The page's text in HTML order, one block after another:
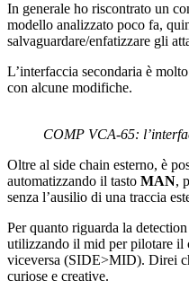
In generale ho riscontrato un
modello analizzato poco fa,
salvaguardare/enfatizzare gli
L’interfaccia secondaria è
con alcune modifiche.
COMP VCA-65:
Oltre al side chain esterno, è
automatizzando il tasto MAN,
senza l’ausilio di una traccia
Per quanto riguarda la
utilizzando il mid per pilotare
viceversa (SIDE>MID). Direi
curiose e creative.